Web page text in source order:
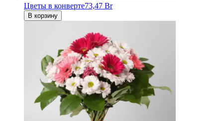
Цветы в конверте73,47 Br
В корзину